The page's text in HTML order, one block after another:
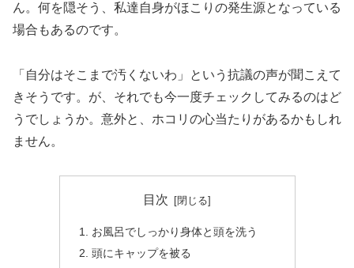
ん。何を隠そう、私達自身がほこりの発生源となっている
場合もあるのです。
「自分はそこまで汚くないわ」という抗議の声が聞こえて
きそうです。が、それでも今一度チェックしてみるのはど
うでしょうか。意外と、ホコリの心当たりがあるかもしれ
ません。
目次
お風呂でしっかり身体と頭を洗う
頭にキャップを被る